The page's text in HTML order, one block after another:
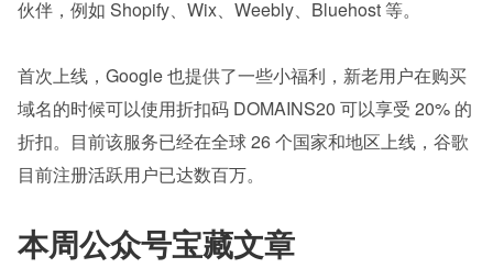
伙伴，例如 Shopify、Wix、Weebly、Bluehost 等。
首次上线，Google 也提供了一些小福利，新老用户在购买
域名的时候可以使用折扣码 DOMAINS20 可以享受 20% 的
折扣。目前该服务已经在全球 26 个国家和地区上线，谷歌
目前注册活跃用户已达数百万。
本周公众号宝藏文章